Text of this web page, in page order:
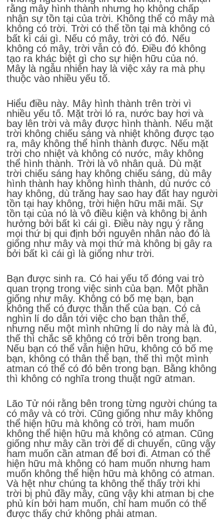
rằng mây hình thành nhưng họ không chấp
nhận sự tồn tại của trời. Không thể có mây mà
không có trời. Trời có thể tồn tại mà không có
bất kì cái gì. Nếu có mây, trời có đó. Nếu
không có mây, trời vẫn có đó. Điều đó không
tạo ra khác biệt gì cho sự hiện hữu của nó.
Mây là ngẫu nhiên hay là việc xảy ra mà phụ
thuộc vào nhiều yếu tố.
Hiểu điều này. Mây hình thành trên trời vì
nhiều yếu tố. Mặt trời ló ra, nước bay hơi và
bay lên trời và mây được hình thành. Nếu mặt
trời không chiếu sáng và nhiệt không được tạo
ra, mây không thể hình thành được. Nếu mặt
trời cho nhiệt và không có nước, mây không
thể hình thành. Trời là vô nhân quả. Dù mặt
trời chiếu sáng hay không chiếu sáng, dù mây
hình thành hay không hình thành, dù nước có
hay không, dù trăng hay sao hay đất hay người
tồn tại hay không, trời hiện hữu mãi mãi. Sự
tồn tại của nó là vô điều kiện và không bị ảnh
hưởng bởi bất kì cái gì. Điều này ngụ ý rằng
mọi thứ bị qui định bởi nguyên nhân nào đó là
giống như mây và mọi thứ mà không bị gây ra
bởi bất kì cái gì là giống như trời.
Bạn được sinh ra. Có hai yếu tố đóng vai trò
quan trọng trong việc sinh của bạn. Một phần
giống như mây. Không có bố mẹ bạn, bạn
không thể có được thân thể của bạn. Có cả
nghìn lí do dẫn tới việc cho bạn thân thể,
nhưng nếu một mình những lí do này mà là đủ,
thế thì chắc sẽ không có trời bên trong bạn.
Nếu bạn có thể vẫn hiện hữu, không có bố mẹ
bạn, không có thân thể bạn, thế thì một mình
atman có thể có đó bên trong bạn. Bằng không
thì không có nghĩa trong thuật ngữ atman.
Lão Tử nói rằng bên trong từng người chúng ta
có mây và có trời. Cũng giống như mây không
thể hiện hữu mà không có trời, ham muốn
không thể hiện hữu mà không có atman. Cũng
giống như mây cần trời để di chuyển, cũng vậy
ham muốn cần atman để bơi đi. Atman có thể
hiện hữu mà không có ham muốn nhưng ham
muốn không thể hiện hữu mà không có atman.
Và hệt như chúng ta không thể thấy trời khi
trời bị phủ đầy mây, cũng vậy khi atman bị che
phủ kín bởi ham muốn, chỉ ham muốn có thể
được thấy chứ không phải atman.